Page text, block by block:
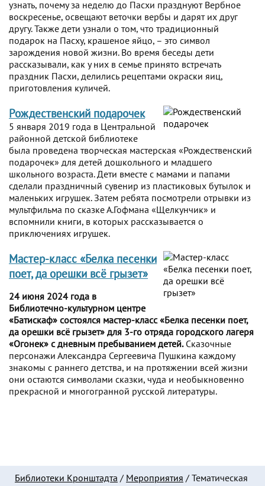
узнать, почему за неделю до Пасхи празднуют Вербное
воскресенье, освещают веточки вербы и дарят их друг
другу. Также дети узнали о том, что традиционный
подарок на Пасху, крашеное яйцо, – это символ
зарождения новой жизни. Во время беседы дети
рассказывали, как у них в семье принято встречать
праздник Пасхи, делились рецептами окраски яиц,
приготовления куличей.
Рождественский подарочек
5 января 2019 года в Центральной
районной детской библиотеке
была проведена творческая мастерская «Рождественский
подарочек» для детей дошкольного и младшего
школьного возраста. Дети вместе с мамами и папами
сделали праздничный сувенир из пластиковых бутылок и
маленьких игрушек. Затем ребята посмотрели отрывки из
мультфильма по сказке А.Гофмана «Щелкунчик» и
вспомнили книги, в которых рассказывается о
приключениях игрушек.
Мастер-класс «Белка песенки
поет, да орешки всё грызет»
24 июня 2024 года в
Библиотечно-культурном центре
«Батискаф» состоялся мастер-класс «Белка песенки поет,
да орешки всё грызет» для 3-го отряда городского лагеря
«Огонек» с дневным пребыванием детей.Сказочные
персонажи Александра Сергеевича Пушкина каждому
знакомы с раннего детства, и на протяжении всей жизни
они остаются символами сказки, чуда и необыкновенно
прекрасной и многогранной русской литературы.
Библиотеки Кронштадта / Мероприятия / Тематическая